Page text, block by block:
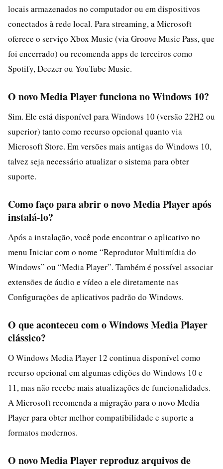
locais armazenados no computador ou em dispositivos
conectados à rede local. Para streaming, a Microsoft
oferece o serviço Xbox Music (via Groove Music Pass, que
foi encerrado) ou recomenda apps de terceiros como
Spotify, Deezer ou YouTube Music.
O novo Media Player funciona no Windows 10?
Sim. Ele está disponível para Windows 10 (versão 22H2 ou
superior) tanto como recurso opcional quanto via
Microsoft Store. Em versões mais antigas do Windows 10,
talvez seja necessário atualizar o sistema para obter
suporte.
Como faço para abrir o novo Media Player após
instalá-lo?
Após a instalação, você pode encontrar o aplicativo no
menu Iniciar com o nome “Reprodutor Multimídia do
Windows” ou “Media Player”. Também é possível associar
extensões de áudio e vídeo a ele diretamente nas
Configurações de aplicativos padrão do Windows.
O que aconteceu com o Windows Media Player
clássico?
O Windows Media Player 12 continua disponível como
recurso opcional em algumas edições do Windows 10 e
11, mas não recebe mais atualizações de funcionalidades.
A Microsoft recomenda a migração para o novo Media
Player para obter melhor compatibilidade e suporte a
formatos modernos.
O novo Media Player reproduz arquivos de